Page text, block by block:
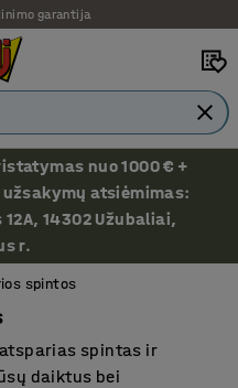
garantija
Vilniuje
nuo 1000 € +
užsakymų atsiėmimas:
14302 Užubaliai,
r.
spintos
spintas ir
daiktus bei